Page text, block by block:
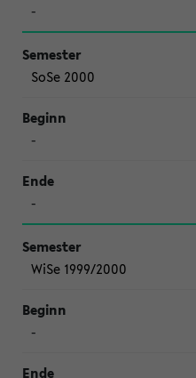
-
SoSe 2000
-
-
WiSe 1999/2000
-